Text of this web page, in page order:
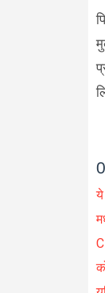
ये